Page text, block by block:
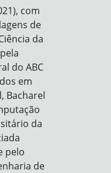
com
de
da
do ABC
em
Bacharel
da
pelo
de